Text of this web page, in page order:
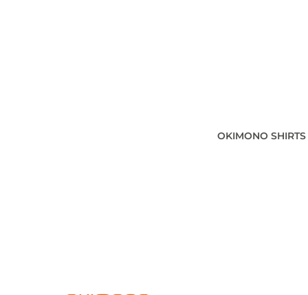
OKIMONO SHIRTS